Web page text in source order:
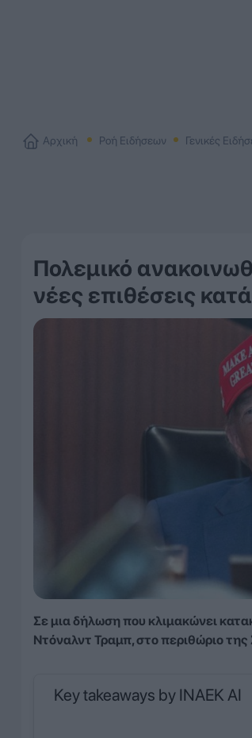
Αρχική Ροή Ειδήσεων Γενικές
Πολεμικό
νέες επιθέσεις
Σε μια δήλωση που κλιμακώνει
Ντόναλντ Τραμπ, στο περιθώριο
Key takeaways by INAEK AI